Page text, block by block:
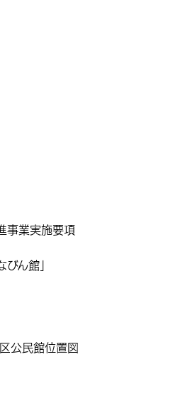
事業実施要項
ん館」
公民館位置図